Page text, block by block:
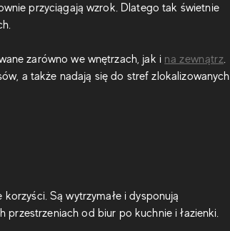
przyciągają wzrok. Dlatego tak świetnie
zarówno we wnętrzach, jak i na zewnątrz.
a także nadają się do stref zlokalizowanych
Są wytrzymałe i dysponują
od biur po kuchnie i łazienki.